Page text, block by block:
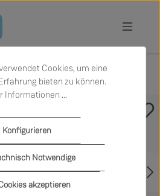
Cookies, um eine
bieten zu können.
Informationen ...
Notwendige
Konfigurieren
akzeptieren